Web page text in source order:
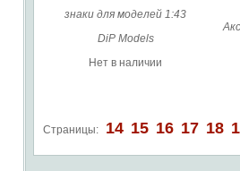
знаки для моделей 1:43
DiP Models
Нет в наличии
Страницы: 14 15 16 17 18